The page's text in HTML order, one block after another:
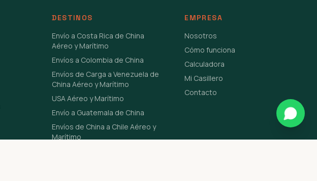
DESTINOS
Envío a Costa Rica de China
Aéreo y Marítimo
Envíos a Colombia de China
Envíos de Carga a Venezuela de
China Aéreo y Marítimo
USA Aéreo y Marítimo
Envío a Guatemala de China
Envíos de China a Chile Aéreo y
Marítimo
EMPRESA
Nosotros
Cómo funciona
Calculadora
Mi Casillero
Contacto